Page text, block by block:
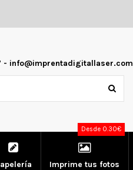
- info@imprentadigitallaser.com
Imprime tus fotos
Desde 0.30€